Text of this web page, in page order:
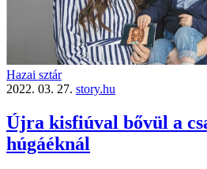
Hazai sztár
2022. 03. 27. story.hu
Újra kisfiúval bővül a
húgáéknál